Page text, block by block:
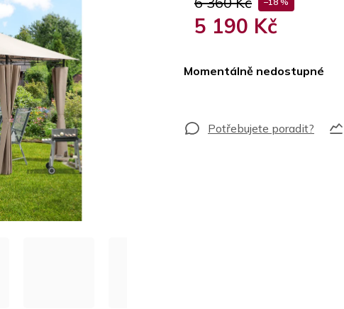
5 190 Kč
Momentálně nedostupné